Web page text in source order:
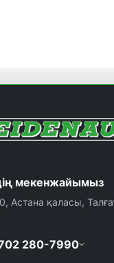
мекенжайымыз
Астана қаласы,
280-7990